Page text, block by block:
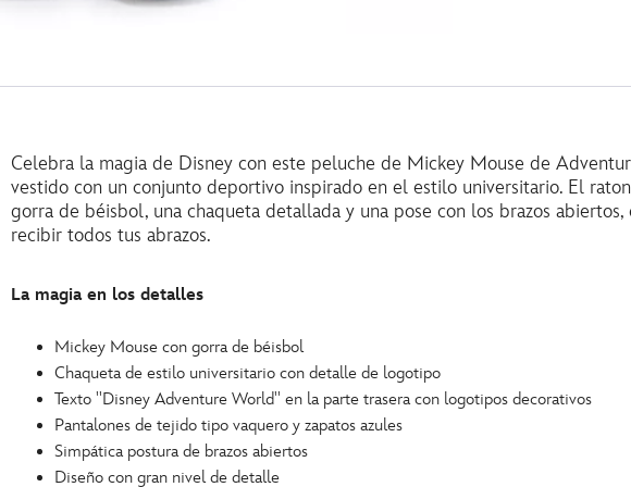
Celebra la magia de Disney con este peluche de Mickey Mouse de
vestido con un conjunto deportivo inspirado en el estilo universitario. El
gorra de béisbol, una chaqueta detallada y una pose con los brazos abiertos,
recibir todos tus abrazos.
La magia en los detalles
Mickey Mouse con gorra de béisbol
Chaqueta de estilo universitario con detalle de logotipo
Texto ''Disney Adventure World'' en la parte trasera con logotipos decorativos
Pantalones de tejido tipo vaquero y zapatos azules
Simpática postura de brazos abiertos
Diseño con gran nivel de detalle